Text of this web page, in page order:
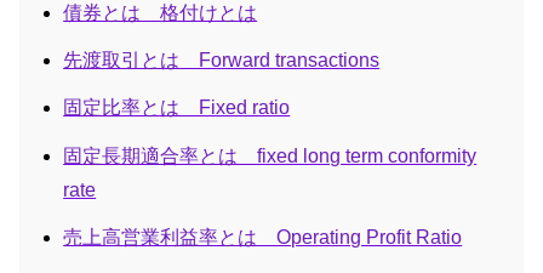
債券とは 格付けとは
先渡取引とは Forward transactions
固定比率とは Fixed ratio
固定長期適合率とは fixed long term conformity
rate
売上高営業利益率とは Operating Profit Ratio